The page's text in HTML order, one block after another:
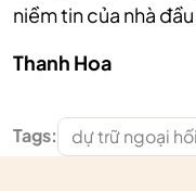
niềm tin của nhà
Thanh Hoa
Tags: dự trữ ngoại hối